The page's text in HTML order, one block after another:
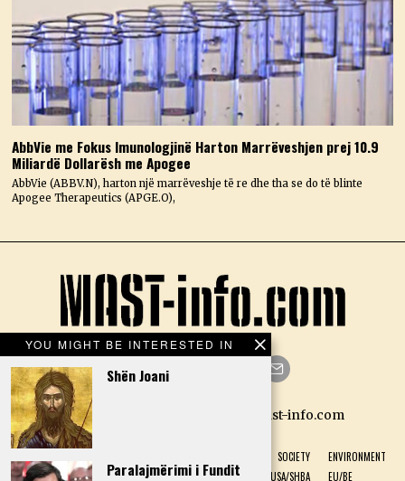
AbbVie me Fokus Imunologjinë Harton Marrëveshjen prej 10.9
Miliardë Dollarësh me Apogee
AbbVie (ABBV.N), harton një marrëveshje të re dhe tha se do të blinte
Apogee Therapeutics (APGE.O),
YOU MIGHT BE INTERESTED IN
Shën Joani
Paralajmërimi i Fundit
Designed by N.D. — Copyright Mast-info.com
SOCIETY
ENVIRONMENT
NATURAL PHENOMENON
HEALTH SPORT USA/SHBA EU/BE